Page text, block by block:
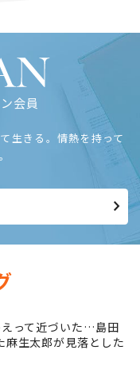
会員
生きる。情熱を持って
って近づいた…島田
麻生太郎が見落とした